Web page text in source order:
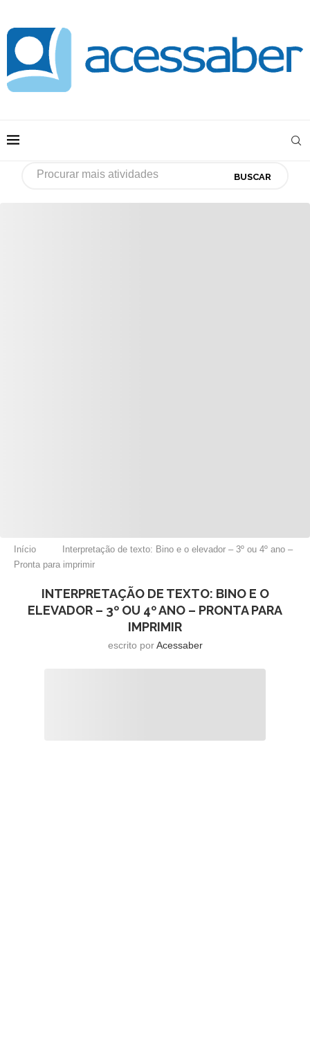
BUSCAR
Início
Interpretação de texto: Bino e o elevador – 3º ou 4º ano –
Pronta para imprimir
INTERPRETAÇÃO DE TEXTO: BINO E O
ELEVADOR – 3º OU 4º ANO – PRONTA PARA
IMPRIMIR
escrito porAcessaber